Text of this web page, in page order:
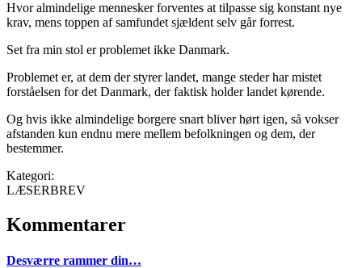
Hvor almindelige mennesker forventes at tilpasse sig konstant nye
krav, mens toppen af samfundet sjældent selv går forrest.
Set fra min stol er problemet ikke Danmark.
Problemet er, at dem der styrer landet, mange steder har mistet
forståelsen for det Danmark, der faktisk holder landet kørende.
Og hvis ikke almindelige borgere snart bliver hørt igen, så vokser
afstanden kun endnu mere mellem befolkningen og dem, der
bestemmer.
Kategori:
LÆSERBREV
Kommentarer
Desværre rammer din…